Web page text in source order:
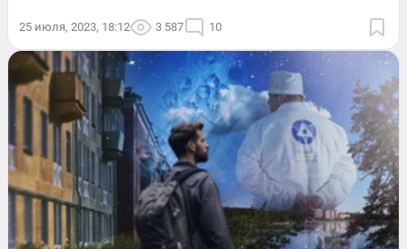
25 июля, 2023, 18:12 3 587 10